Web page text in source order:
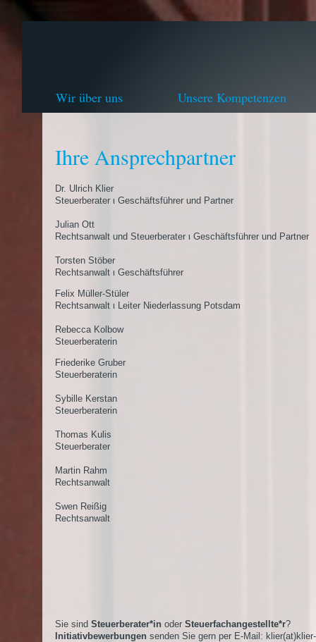
Wir über uns Unsere Kompetenzen
Ihre Ansprechpartner
Dr. Ulrich Klier
Steuerberater ι Geschäftsführer und Partner
Julian Ott
Rechtsanwalt und Steuerberater ι Geschäftsführer und Partner
Torsten Stöber
Rechtsanwalt ι Geschäftsführer
Felix Müller-Stüler
Rechtsanwalt ι Leiter Niederlassung Potsdam
Rebecca Kolbow
Steuerberaterin
Friederike Gruber
Steuerberaterin
Sybille Kerstan
Steuerberaterin
Thomas Kulis
Steuerberater
Martin Rahm
Rechtsanwalt
Swen Reißig
Rechtsanwalt
Sie sind Steuerberater*in oder Steuerfachangestellte*r?
Initiativbewerbungen senden Sie gern per E-Mail: